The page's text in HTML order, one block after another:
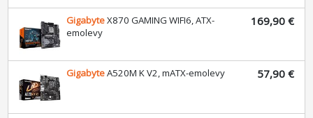
GigabyteX870 GAMING WIFI6, ATX-
emolevy
169,90 €
GigabyteA520M K V2, mATX-emolevy 57,90 €